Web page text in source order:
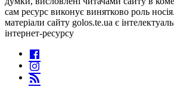
сам ресурс виконує винятково роль
матеріали сайту golos.te.ua є
інтернет-ресурсу